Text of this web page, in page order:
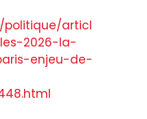
politique/articl
2026-la-
enjeu-de-